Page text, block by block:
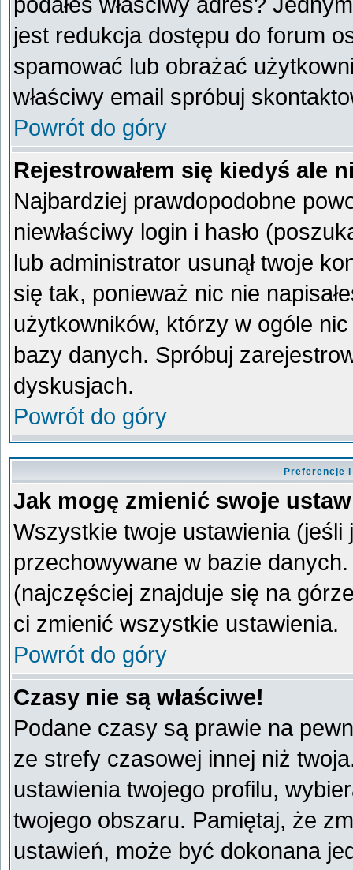
jest redukcja dostępu do forum
spamować lub obrażać
właściwy email spróbuj
Powrót do góry
Rejestrowałem się kiedyś ale
Najbardziej prawdopodobne
niewłaściwy login i hasło
lub administrator usunął twoje
się tak, ponieważ nic nie
użytkowników, którzy w ogóle
bazy danych. Spróbuj
dyskusjach.
Powrót do góry
Preferencje
Jak mogę zmienić swoje
Wszystkie twoje ustawienia
przechowywane w bazie
(najczęściej znajduje się na
ci zmienić wszystkie ustawienia.
Powrót do góry
Czasy nie są właściwe!
Podane czasy są prawie na
ze strefy czasowej innej niż
ustawienia twojego profilu,
twojego obszaru. Pamiętaj, że
ustawień, może być dokonana